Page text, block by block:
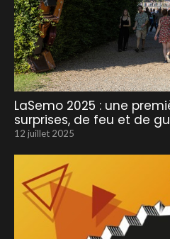
LaSemo 2025 : une
surprises, de feu et de
12 juillet 2025